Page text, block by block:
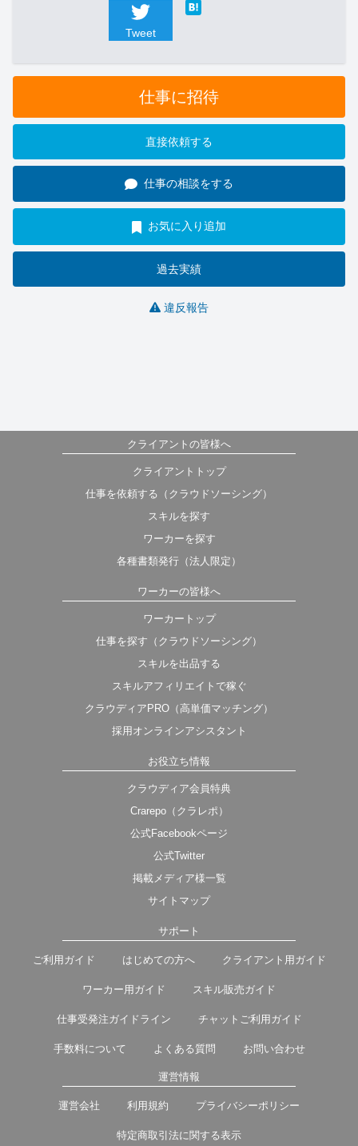
Tweet
仕事に招待
直接依頼する
仕事の相談をする
お気に入り追加
過去実績
違反報告
クライアントの皆様へ
クライアントトップ
仕事を依頼する（クラウドソーシング）
スキルを探す
ワーカーを探す
各種書類発行（法人限定）
ワーカーの皆様へ
ワーカートップ
仕事を探す（クラウドソーシング）
スキルを出品する
スキルアフィリエイトで稼ぐ
クラウディアPRO（高単価マッチング）
採用オンラインアシスタント
お役立ち情報
クラウディア会員特典
Crarepo（クラレポ）
公式Facebookページ
公式Twitter
掲載メディア様一覧
サイトマップ
サポート
ご利用ガイド はじめての方へ クライアント用ガイド
ワーカー用ガイド スキル販売ガイド
仕事受発注ガイドライン チャットご利用ガイド
手数料について よくある質問 お問い合わせ
運営情報
運営会社 利用規約 プライバシーポリシー
特定商取引法に関する表示